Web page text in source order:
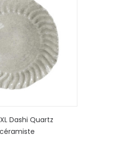
Dashi Quartz